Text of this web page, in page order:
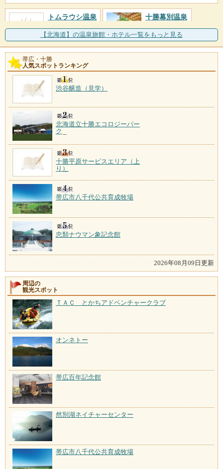
トムラウシ温泉 十勝幕別温泉
【北海道】の温泉旅館・ホテル一覧をもっと見る
帯広・十勝
人気スポットランキング
渋谷醸造（見学）
北海道立十勝エコロジーパー
ク
十勝平原サービスエリア（上
り）
帯広市八千代公共育成牧場
忠類ナウマン象記念館
2026年08月09日更新
周辺の
観光スポット
ＴＡＣ とかちアドベンチャークラブ
オンネトー
帯広百年記念館
然別湖ネイチャーセンター
帯広市八千代公共育成牧場